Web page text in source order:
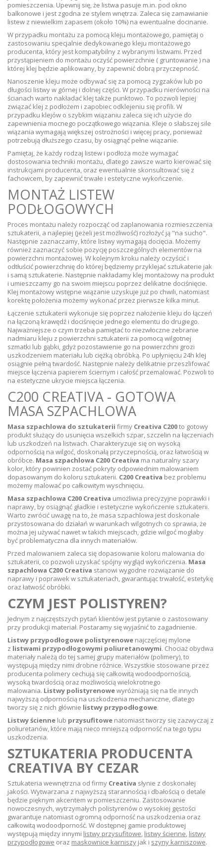
pomieszczenia. Upewnij się, że listwa pasuje m.in. pod okno
balkonowe i jest zgodna ze stylem wnętrza. Zaleca się zamawianie
listew z niewielkim zapasem (około 10%) na ewentualne docinanie.
W przypadku montażu za pomocą kleju montażowego, pamiętaj o
zastosowaniu specjalnie dedykowanego kleju montażowego
producenta, który jest kompatybilny z wybranymi listwami. Przed
przystąpieniem do montażu oczyść powierzchnie ( gruntowanie ) na
której klej będzie aplikowany, by zapewnić dobrą przyczepność.
Nanoszenie kleju może odbywać się za pomocą zygzaków lub po
długości listwy w górnej i dolnej części. W przypadku nierówności na
ścianach warto nakładać klej także punktowo. To pozwoli lepiej
związać klej z podłożem i zapobiec odklejeniu się profili. W
przypadku klejów o szybkim wiązaniu zaleca się ich użycie do
zapewnienia mocnego początkowego wiązania. Kleje o słabszej sile
wiązania wymagają większej ostrożności i więcej pracy, ponieważ
potrzebują dłuższego czasu, by osiągnąć pełne wiązanie.
Pamiętaj, że każdy rodzaj listew i podłoża może wymagać
dostosowania techniki montażu, dlatego zawsze warto kierować się
instrukcjami producenta, oraz ewentualnie skonsultować się z
fachowcem, by zapewnić trwałe i estetyczne wykończenie.
MONTAŻ LISTEW
PODŁOGOWYCH
Proces montażu należy rozpocząć od zaplanowania rozmieszczenia
sztukaterii, a najlepiej (jeżeli jest możliwość) rozłożyć ją "na sucho".
Następnie zaznaczamy, które listwy wymagają docięcia. Możemy
również zaznaczyć sobie pozycję poszczególnych elementów na
powierzchni montażowej. W kolejnym kroku należy oczyścić i
odtłuścić powierzchnię do której będziemy przyklejać sztukaterie jak
i samą sztukaterie. Następnie nakładamy klej montażowy na produkt
i umieszczamy go na swoim miejscu poprzez delikatne dociśnięcie.
Klej montażowy wstępne wiązanie uzyskuje już po chwili, natomiast
korektę położenia możemy wykonać przez pierwsze kilka minut.
Łączenie sztukaterii wykonuje się poprzez nałożenie kleju do łączeń
na łączoną krawędź i dociśnięcie jednego elementu do drugiego.
Najważniejsze o czym trzeba pamiętać to niezwłoczne zebranie
nadmiaru kleju z powierzchni sztukaterii za pomocą wilgotnej
szmatki lub gąbki, gdyż pozostawienie go na powierzchni grozi
uszkodzeniem materiału lub ciężką obróbką. Po upłynięciu 24h klej
osiągnie pełną twardość. Następnie należy delikatnie przeszlifować
miejsce łączenia papierem ściernym i całość przemalować. Pozwoli to
na estetyczne ukrycie miejsca łączenia.
C200 CREATIVA - GOTOWA
MASA SZPACHLOWA
Masa szpachlowa do sztukaterii firmy Creativa C200to gotowy
produkt służący do usunięcia wszelkich szpar, szczelin na łączeniach
lub uszkodzeń na listwach. Charakteryzuje się on wysoką
odpornością na wilgoć, doskonałą przyczepnością, oraz łatwością w
obróbce. Masa szpachlowa C200 Creativa ma naturalny szary
kolor, który powinien zostać pokryty odpowiednim malowaniem
dopasowanym do koloru sztukaterii. C200 Creativa bez problemu
możemy malować po całkowitym wyschnięciu.
Masa szpachlowa C200 Creativa umożliwia precyzyjne poprawki i
naprawy, by osiągnąć gładkie i estetyczne wykończenie sztukaterii.
Warto zwrócić uwagę na to, że masa szpachlowa jest doskonale
przystosowana do działań w warunkach wilgotnych co sprawia, że
można jej używać nawet w takich miejscach, gdzie wilgoć mogłaby
być problematyczna dla innych materiałów.
Przed malowaniem zaleca się dopasowanie koloru malowania do
sztukaterii, co pozwoli uzyskać spójny wygląd wykończenia. Masa
szpachlowa C200 Creativa stanowi wygodne rozwiązanie do
naprawy i poprawek w sztukateriach, gwarantując trwałość, estetykę
oraz łatwość obróbki.
CZYM JEST POLISTYREN?
Jednym z najczęstszych pytań klientów jest pytanie o zastosowany
przy produkcji materiał. Postaramy się wyjaśnić to zagadnienie.
Listwy przypodłogowe polistyrenowe najczęściej mylone
z listwami przypodłogowymi poliuretanowymi. Chociaż obydwa
materiały należą do tej samej grupy materiałów (polimery), to
występują między nimi drobne różnice. Wszystkie stosowane przez
producenta polimery cechują się całkowitą wodoodpornością,
wysoką twardością oraz możliwością wielokrotnego
malowania. Listwy polistyrenowewyróżniają się na tle innych
najwyższą odpornością na uszkodzenia mechaniczne, dlatego
tworzy się z nich głównie listwy przypodłogowe.
Listwy ścienne lub przysufitowe natomiast tworzy się zazwyczaj z
poliuretanów, które mają nieco mniejszą odporność na tego typu
uszkodzenia.
SZTUKATERIA PRODUCENTA
CREATIVA BY CEZAR
Sztukateria wewnętrzna od firmy Creativa słynie z doskonałej
jakości. Wytwarzana z najwyższą starannością i dbałością o detale
będzie pięknym akcentem w pomieszczeniu. Zastosowanie
nowoczesnych, wytrzymałych polistyrenów o wysokiej gęstości
gwarantuje natomiast ogromną odporność na uszkodzenia oraz
całkowitą wodoodporność. W dostępnej gamie produktowej
występują między innymi listwy przysufitowe, listwy ścienne, listwy
przypodłogowe oraz maskownice karniszy jak i szyny karniszowe.